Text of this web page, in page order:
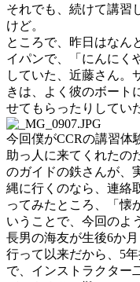
それでも、続けて講習
けど。
ところで、昨日はなん
イパンで、「にんにく
していた、近藤さん。
きは、よく彼のボート
せてもらったりしてい
今回僕がCCRの講習体
助っ人に来てくれたの
のガイドの鉄さんが、
縄に行くのなら、連絡
ってみたところ、「懐
いうことで、今回のよ
長男の海友が生後6か
行って以来だから、5年
で、インストラクター